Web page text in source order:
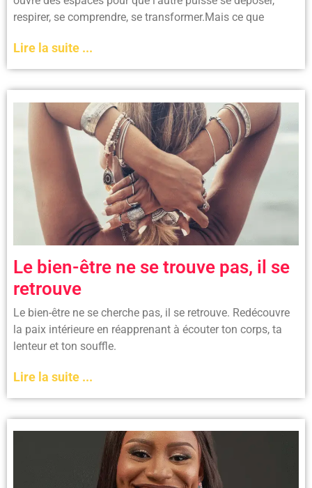
respirer, se comprendre, se transformer.Mais ce que
Lire la suite ...
Le bien-être ne se trouve pas, il se
retrouve
Le bien-être ne se cherche pas, il se retrouve. Redécouvre
la paix intérieure en réapprenant à écouter ton corps, ta
lenteur et ton souffle.
Lire la suite ...